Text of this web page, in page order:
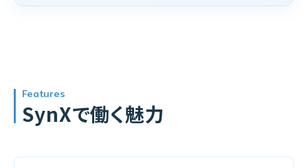
Features
SynXで働く魅力